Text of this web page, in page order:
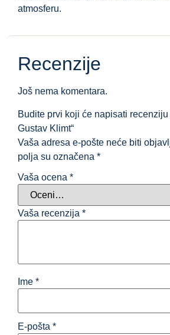
atmosferu.
Recenzije
Još nema komentara.
Budite prvi koji će napisati recenziju
Gustav Klimt“
Vaša adresa e-pošte neće biti
polja su označena *
Vaša ocena *
Vaša recenzija *
Ime *
E-pošta *